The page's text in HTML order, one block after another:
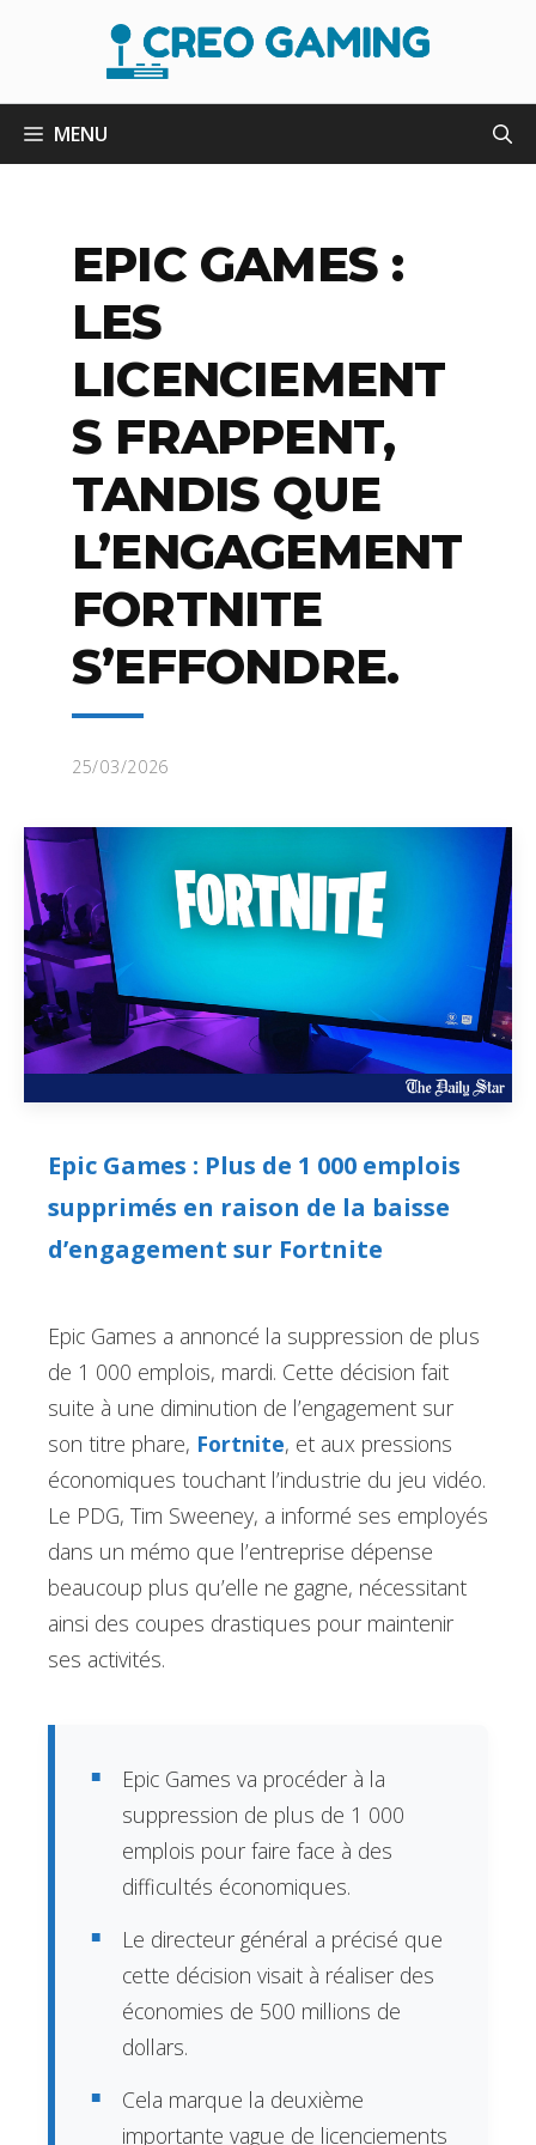
MENU
EPIC GAMES :
LES
LICENCIEMENT
S FRAPPENT,
TANDIS QUE
L’ENGAGEMENT
FORTNITE
S’EFFONDRE.
25/03/2026
Epic Games : Plus de 1 000 emplois
supprimés en raison de la baisse
d’engagement sur Fortnite
Epic Games a annoncé la suppression de plus
de 1 000 emplois, mardi. Cette décision fait
suite à une diminution de l’engagement sur
son titre phare, Fortnite, et aux pressions
économiques touchant l’industrie du jeu vidéo.
Le PDG, Tim Sweeney, a informé ses employés
dans un mémo que l’entreprise dépense
beaucoup plus qu’elle ne gagne, nécessitant
ainsi des coupes drastiques pour maintenir
ses activités.
Epic Games va procéder à la
suppression de plus de 1 000
emplois pour faire face à des
difficultés économiques.
Le directeur général a précisé que
cette décision visait à réaliser des
économies de 500 millions de
dollars.
Cela marque la deuxième
importante vague de licenciements